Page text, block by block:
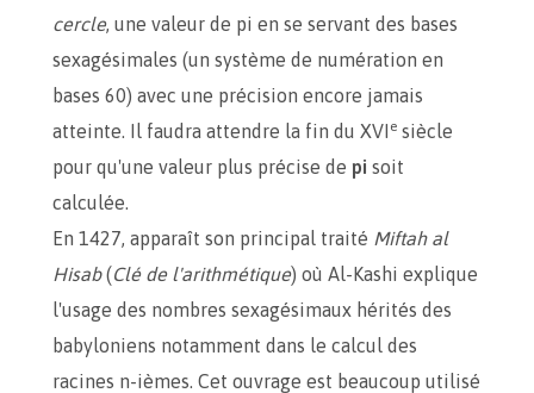
cercle, une valeur de pi en se servant des bases
sexagésimales (un système de numération en
bases 60) avec une précision encore jamais
atteinte. Il faudra attendre la fin du XVI e siècle
pour qu'une valeur plus précise de pi soit
calculée.
En 1427, apparaît son principal traité Miftah al
Hisab(Clé de l'arithmétique) où Al-Kashi explique
l'usage des nombres sexagésimaux hérités des
babyloniens notamment dans le calcul des
racines n-ièmes. Cet ouvrage est beaucoup utilisé